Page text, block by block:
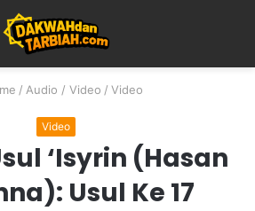
/ Audio / Video / Video
Video
‘Isyrin (Hasan
Usul Ke 17